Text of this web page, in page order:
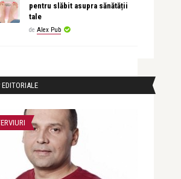
pentru slăbit asupra sănătății
tale
de Alex Pub